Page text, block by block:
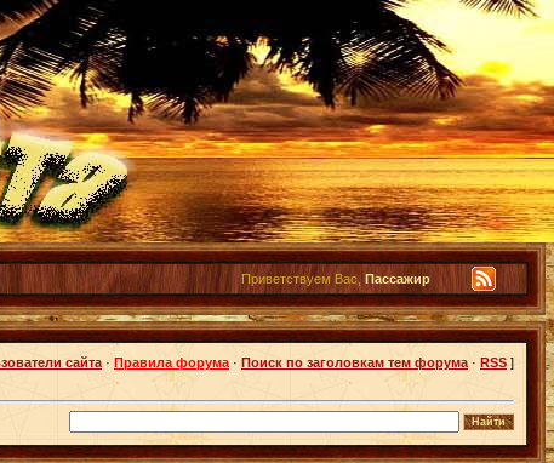
Приветствуем Вас, Пассажир
сайта · Правила форума · Поиск по заголовкам тем форума · RSS ]